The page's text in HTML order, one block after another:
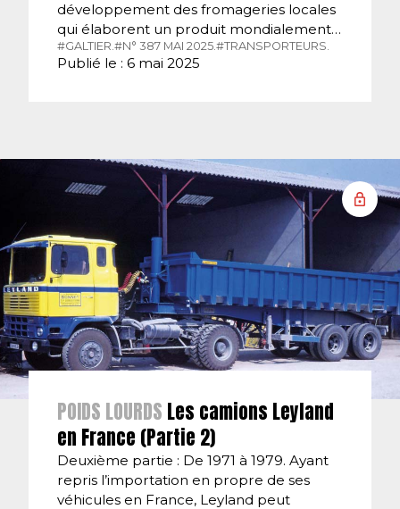
développement des fromageries locales
qui élaborent un produit mondialement…
#GALTIER.#N° 387 MAI 2025.#TRANSPORTEURS.
Publié le : 6 mai 2025
POIDS LOURDS Les camions Leyland
en France (Partie 2)
Deuxième partie : De 1971 à 1979. Ayant
repris l’importation en propre de ses
véhicules en France, Leyland peut